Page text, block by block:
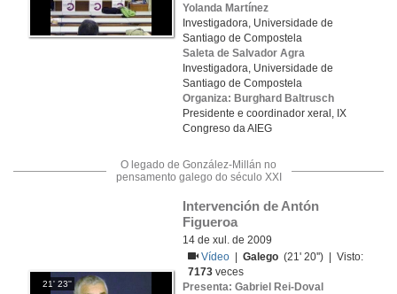
Yolanda Martínez
Investigadora, Universidade de
Santiago de Compostela
Saleta de Salvador Agra
Investigadora, Universidade de
Santiago de Compostela
Organiza: Burghard Baltrusch
Presidente e coordinador xeral, IX
Congreso da AIEG
O legado de González-Millán no
pensamento galego do século XXI
21' 23''
Intervención de Antón
Figueroa
14 de xul. de 2009
Vídeo
|Galego (21' 20'') | Visto:
7173 veces
Presenta: Gabriel Rei-Doval